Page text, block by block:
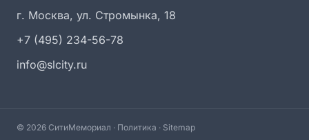
г. Москва, ул. Стромынка, 18
+7 (495) 234-56-78
info@slcity.ru
© 2026 СитиМемориал · Политика · Sitemap